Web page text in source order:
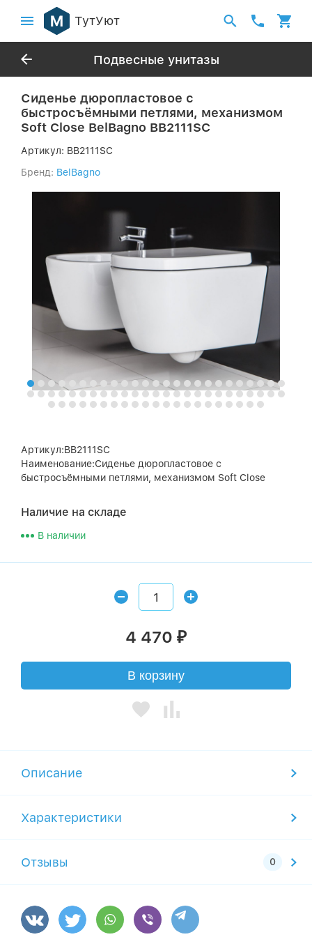
ТутУют
Подвесные унитазы
Сиденье дюропластовое с
быстросъёмными петлями, механизмом
Soft Close BelBagno BB2111SC
Артикул: BB2111SC
Бренд: BelBagno
Артикул:BB2111SC
Наименование:Сиденье дюропластовое с
быстросъёмными петлями, механизмом Soft Close
Наличие на складе
В наличии
4 470 ₽
В корзину
Описание
Характеристики
Отзывы